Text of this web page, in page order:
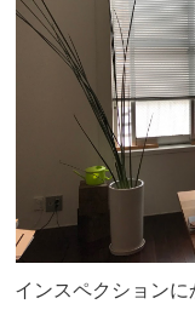
インスペクションに